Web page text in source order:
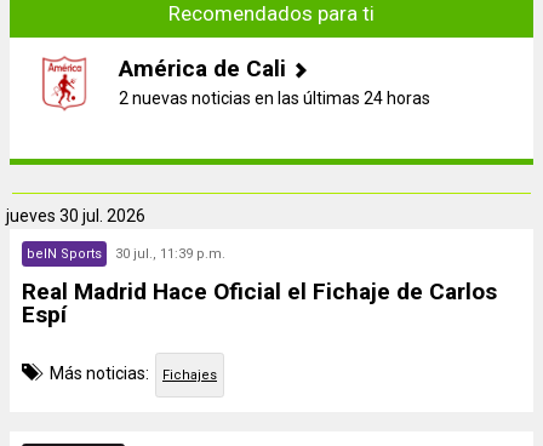
Recomendados para ti
América de Cali
2 nuevas noticias en las últimas 24 horas
jueves 30 jul. 2026
beIN Sports 30 jul., 11:39 p.m.
Real Madrid Hace Oficial el Fichaje de Carlos
Espí
Más noticias: Fichajes